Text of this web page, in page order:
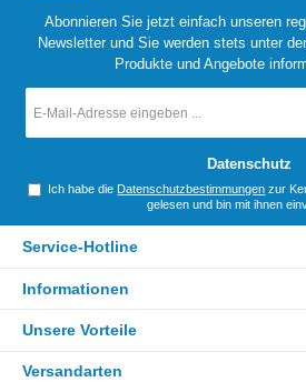
Abonnieren Sie jetzt einfach unseren
Newsletter und Sie werden stets unter
Produkte und Angebote
Mail-
Datenschutz
Ich habe die Datenschutzbestimmungen zur
gelesen und bin mit ihnen
Service-Hotline
Informationen
Unsere Vorteile
Versandarten